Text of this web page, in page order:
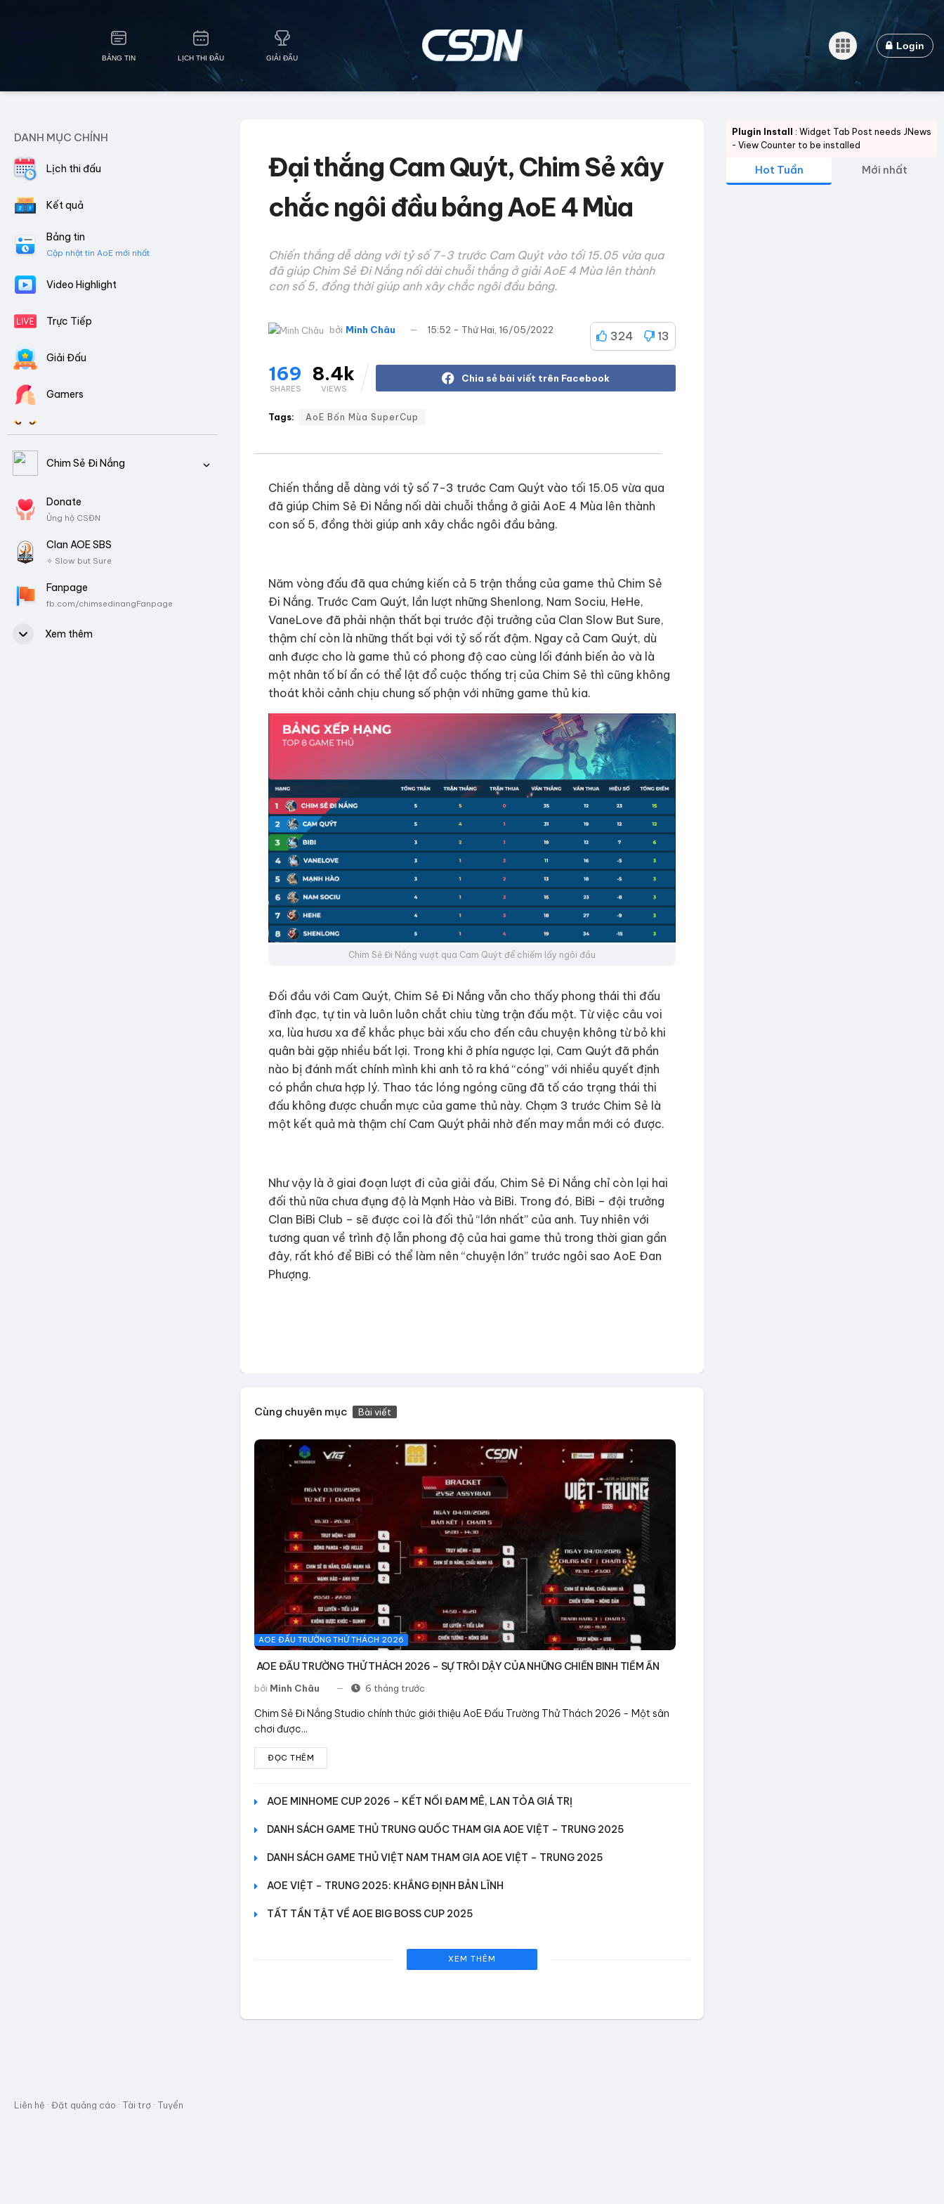
BẢNG TIN LỊCH THI ĐẤU GIẢI ĐẤU
Login
DANH MỤC CHÍNH
Lịch thi đấu
Kết quả
Bảng tin
Cập nhật tin AoE mới nhất
Video Highlight
Trực Tiếp
Giải Đấu
Gamers
Video Tổng Hợp
Download Game
Chim Sẻ Đi Nắng
Tiểu sử, Thành tích
Donate
Ủng hộ CSĐN
Clan AOE SBS
✧ Slow but Sure
Fanpage
fb.com/chimsedinangFanpage
Nhóm
Liên hệ · Đặt quảng cáo · Tài trợ · Tuyển
Đại thắng Cam Quýt, Chim Sẻ xây
chắc ngôi đầu bảng AoE 4 Mùa
Chiến thắng dễ dàng với tỷ số 7-3 trước Cam Quýt vào tối 15.05 vừa qua
đã giúp Chim Sẻ Đi Nắng nối dài chuỗi thắng ở giải AoE 4 Mùa lên thành
con số 5, đồng thời giúp anh xây chắc ngôi đầu bảng.
bởi Minh Châu 15:52 - Thứ Hai, 16/05/2022 324 13
169
SHARES
8.4k
VIEWS
Chia sẻ bài viết trên Facebook
Tags: AoE Bốn Mùa SuperCup
Chiến thắng dễ dàng với tỷ số 7-3 trước Cam Quýt vào tối 15.05 vừa qua
đã giúp Chim Sẻ Đi Nắng nối dài chuỗi thắng ở giải AoE 4 Mùa lên thành
con số 5, đồng thời giúp anh xây chắc ngôi đầu bảng.
Năm vòng đấu đã qua chứng kiến cả 5 trận thắng của game thủ Chim Sẻ
Đi Nắng. Trước Cam Quýt, lần lượt những Shenlong, Nam Sociu, HeHe,
VaneLove đã phải nhận thất bại trước đội trưởng của Clan Slow But Sure,
thậm chí còn là những thất bại với tỷ số rất đậm. Ngay cả Cam Quýt, dù
anh được cho là game thủ có phong độ cao cùng lối đánh biến ảo và là
một nhân tố bí ẩn có thể lật đổ cuộc thống trị của Chim Sẻ thì cũng không
thoát khỏi cảnh chịu chung số phận với những game thủ kia.
Chim Sẻ Đi Nắng vượt qua Cam Quýt để chiếm lấy ngôi đầu
Đối đầu với Cam Quýt, Chim Sẻ Đi Nắng vẫn cho thấy phong thái thi đấu
đĩnh đạc, tự tin và luôn luôn chắt chiu từng trận đấu một. Từ việc câu voi
xa, lùa hươu xa để khắc phục bài xấu cho đến câu chuyện không từ bỏ khi
quân bài gặp nhiều bất lợi. Trong khi ở phía ngược lại, Cam Quýt đã phần
nào bị đánh mất chính mình khi anh tỏ ra khá “cóng” với nhiều quyết định
có phần chưa hợp lý. Thao tác lóng ngóng cũng đã tố cáo trạng thái thi
đấu không được chuẩn mực của game thủ này. Chạm 3 trước Chim Sẻ là
một kết quả mà thậm chí Cam Quýt phải nhờ đến may mắn mới có được.
Như vậy là ở giai đoạn lượt đi của giải đấu, Chim Sẻ Đi Nắng chỉ còn lại hai
đối thủ nữa chưa đụng độ là Mạnh Hào và BiBi. Trong đó, BiBi – đội trưởng
Clan BiBi Club – sẽ được coi là đối thủ “lớn nhất” của anh. Tuy nhiên với
tương quan về trình độ lẫn phong độ của hai game thủ trong thời gian gần
đây, rất khó để BiBi có thể làm nên “chuyện lớn” trước ngôi sao AoE Đan
Phượng.
Cùng chuyên mục Bài viết
AOE ĐẤU TRƯỜNG THỬ THÁCH 2026
AOE ĐẤU TRƯỜNG THỬ THÁCH 2026 – SỰ TRỖI DẬY CỦA NHỮNG CHIẾN BINH TIỀM ẨN
bởi Minh Châu 6 tháng trước
Chim Sẻ Đi Nắng Studio chính thức giới thiệu AoE Đấu Trường Thử Thách 2026 - Một sân
chơi được...
ĐỌC THÊM
AOE MINHOME CUP 2026 – KẾT NỐI ĐAM MÊ, LAN TỎA GIÁ TRỊ
DANH SÁCH GAME THỦ TRUNG QUỐC THAM GIA AOE VIỆT – TRUNG 2025
DANH SÁCH GAME THỦ VIỆT NAM THAM GIA AOE VIỆT – TRUNG 2025
AOE VIỆT – TRUNG 2025: KHẲNG ĐỊNH BẢN LĨNH
TẤT TẦN TẬT VỀ AOE BIG BOSS CUP 2025
XEM THÊM
Plugin Install
: Widget Tab Post needs JNews
- View Counter to be installed
Hot Tuần Mới nhất